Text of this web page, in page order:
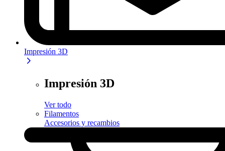
Impresión 3D
Impresión 3D
Ver todo
Filamentos
Accesorios y recambios